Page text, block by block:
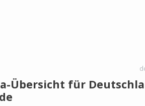
Übersicht für